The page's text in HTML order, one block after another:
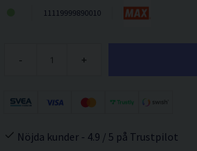
11119999890010
- +
Nöjda kunder - 4.9 / 5 på Trustpilot